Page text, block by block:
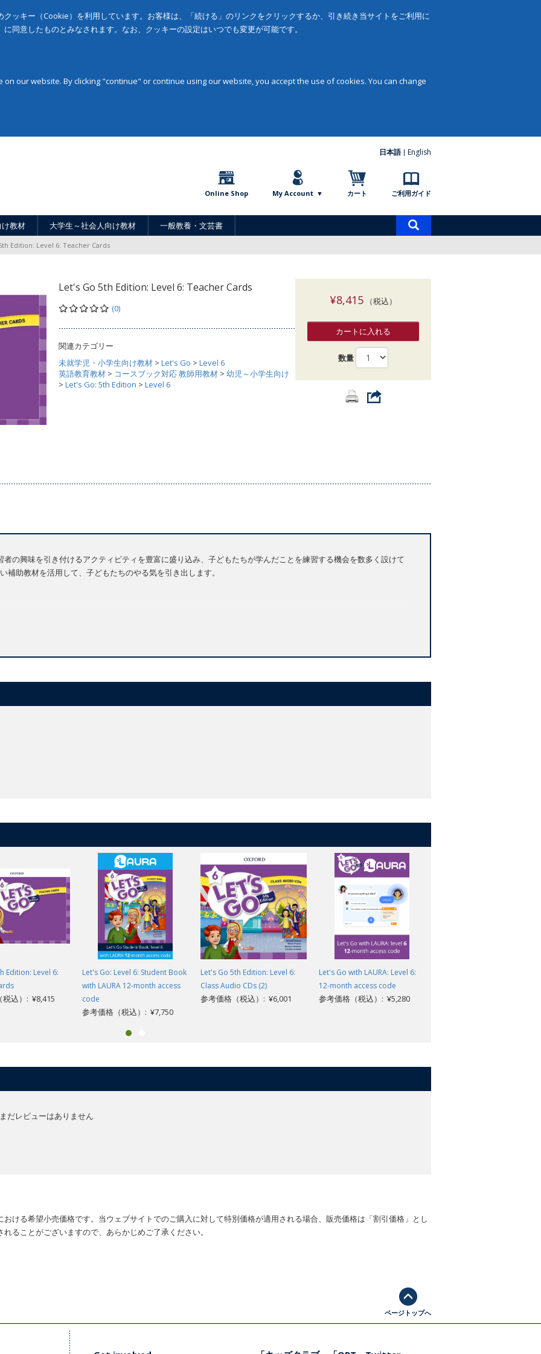
ッキー（Cookie）を利用しています。お客様は、「続ける」のリンクをクリックするか、引き続き当サイトをご利用に
同意したものとみなされます。なお、クッキーの設定はいつでも変更が可能です。
our website. By clicking "continue" or continue using our website, you accept the use of cookies. You can change
日本語 English
Online Shop My Account カート ご利用ガイド
教材 大学生～社会人向け教材 一般教養・文芸書
索
Edition: Level 6: Teacher Cards
Let's Go 5th Edition: Level 6: Teacher Cards
(0)
関連カテゴリー
未就学児・小学生向け教材 > Let's Go > Level 6
英語教育教材 > コースブック対応 教師用教材 > 幼児～小学生向け
> Let's Go: 5th Edition > Level 6
¥8,415（税込）
カートに入れる
数量
の興味を引き付けるアクティビティを豊富に盛り込み、子どもたちが学んだことを練習する機会を数多く設けて
補助教材を活用して、子どもたちのやる気を引き出します。
枚入り）
けでなく、ゲームにも活用できます。
Edition: Level 6:
税込）: ¥8,415
Let's Go: Level 6: Student Book
with LAURA 12-month access
code
参考価格（税込）: ¥7,750
Let's Go 5th Edition: Level 6:
Class Audio CDs (2)
参考価格（税込）: ¥6,001
Let's Go with LAURA: Level 6:
12-month access code
参考価格（税込）: ¥5,280
まだレビューはありません
ける希望小売価格です。当ウェブサイトでのご購入に対して特別価格が適用される場合、販売価格は「割引価格」とし
ることがございますので、あらかじめご了承ください。
ページトップへ